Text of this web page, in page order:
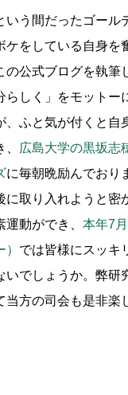
いう間だったゴール
ケをしている自身を
の公式ブログを執筆
らしく」をモットー
、ふと気が付くと自
広島大学の黒坂志
に毎朝晩励んでおり
に取り入れようと密
動ができ、 本年7
では皆様にスッキ
いでしょうか。弊研
当方の司会も是非楽